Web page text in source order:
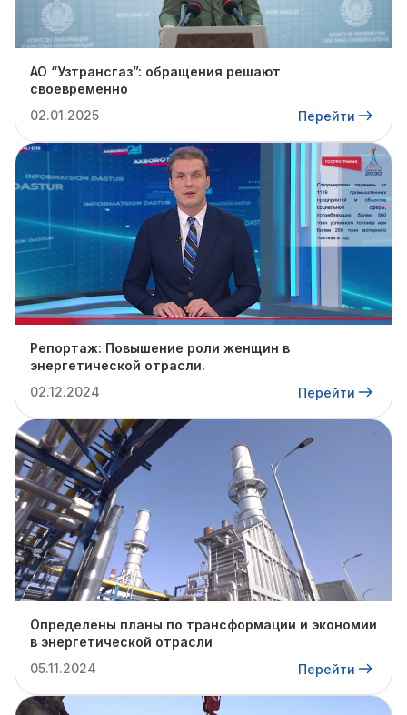
АО “Узтрансгаз”: обращения решают
своевременно
02.01.2025
Перейти
Репортаж: Повышение роли женщин в
энергетической отрасли.
02.12.2024
Перейти
Определены планы по трансформации и экономии
в энергетической отрасли
05.11.2024
Перейти